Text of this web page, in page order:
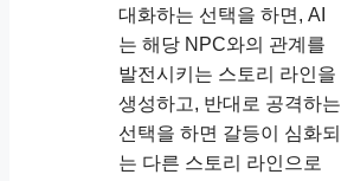
대화하는 선택을 하면, AI
는 해당 NPC와의 관계를
발전시키는 스토리 라인을
생성하고, 반대로 공격하는
선택을 하면 갈등이 심화되
는 다른 스토리 라인으로